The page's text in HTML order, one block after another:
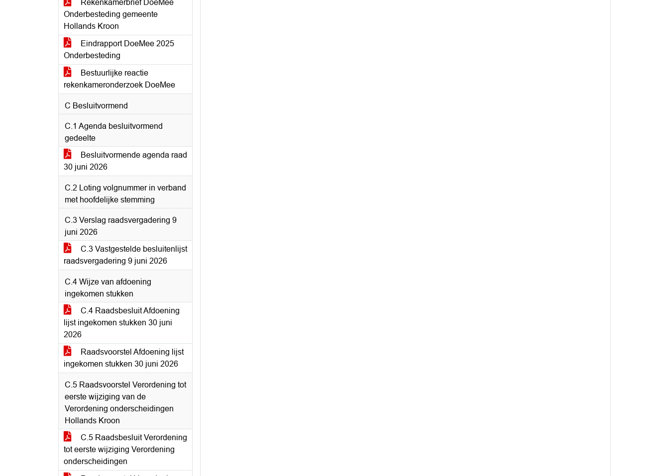
Rekenkamerbrief DoeMee
Onderbesteding gemeente
Hollands Kroon
Eindrapport DoeMee 2025
Onderbesteding
Bestuurlijke reactie
rekenkameronderzoek DoeMee
C Besluitvormend
C.1 Agenda besluitvormend
gedeelte
Besluitvormende agenda raad
30 juni 2026
C.2 Loting volgnummer in verband
met hoofdelijke stemming
C.3 Verslag raadsvergadering 9
juni 2026
C.3 Vastgestelde besluitenlijst
raadsvergadering 9 juni 2026
C.4 Wijze van afdoening
ingekomen stukken
C.4 Raadsbesluit Afdoening
lijst ingekomen stukken 30 juni
2026
Raadsvoorstel Afdoening lijst
ingekomen stukken 30 juni 2026
C.5 Raadsvoorstel Verordening tot
eerste wijziging van de
Verordening onderscheidingen
Hollands Kroon
C.5 Raadsbesluit Verordening
tot eerste wijziging Verordening
onderscheidingen